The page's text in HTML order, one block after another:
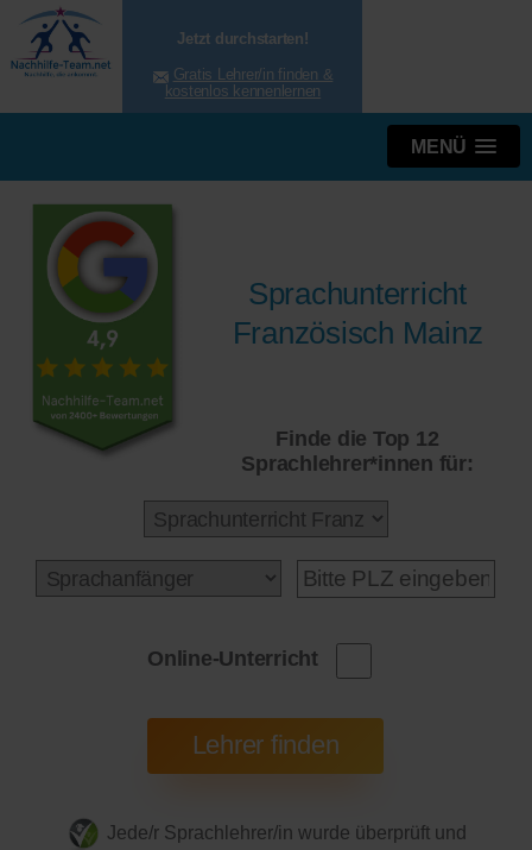
Jetzt durchstarten!
Gratis Lehrer/in finden &
kostenlos kennenlernen
MENÜ
Sprachunterricht
Französisch Mainz
Finde die Top 12
Sprachlehrer*innen für:
Online-Unterricht
Jede/r Sprachlehrer/in wurde überprüft und